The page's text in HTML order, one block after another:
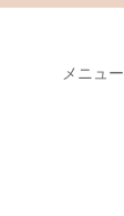
メニュー